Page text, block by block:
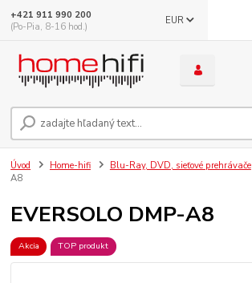
EUR
+421 911 990 200
(Po-Pia, 8-16 hod.)
Úvod Home-hifi Blu-Ray, DVD, sieťové prehrávače
A8
EVERSOLO DMP-A8
Akcia TOP produkt